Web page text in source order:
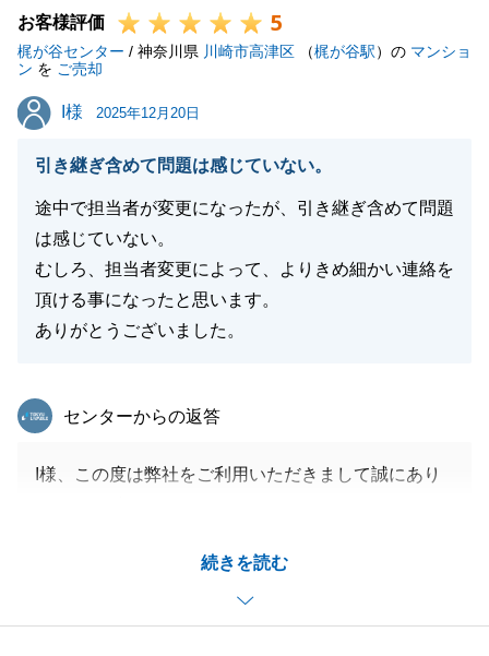
ざいましたらお気軽にご連絡いただければと思いま
す。
引き続きよろしくお願いいたします。
閉じる
お客様評価 5
梶が谷センター / 神奈川県 川崎市高津区 （梶が谷駅）の マンショ
ン を ご売却
I様
I様 2025年12月20日
引き継ぎ含めて問題は感じていない。
途中で担当者が変更になったが、引き継ぎ含めて問題
は感じていない。
むしろ、担当者変更によって、よりきめ細かい連絡を
頂ける事になったと思います。
ありがとうございました。
続きを読む
東急リバブル
センターからの返答
I様、この度は弊社をご利用いただきまして誠にあり
様にも色々とご協力いただきましたこと、感謝申し上
今後とも不動産関連につきまして何かご相談がござい